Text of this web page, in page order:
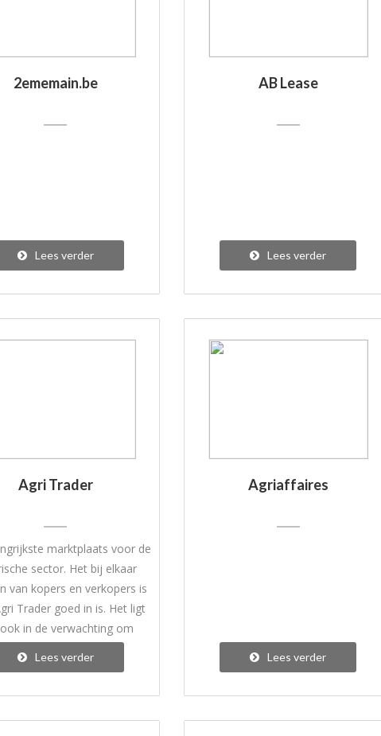
2ememain.be
Lees verder
AB Lease
Lees verder
Agri Trader
marktplaats voor de
sector. Het bij elkaar
van kopers en verkopers is
Trader goed in is. Het ligt
in de verwachting om
respons te krijgen op jouw
bij Agri Trader.
Lees verder
Agriaffaires
Lees verder